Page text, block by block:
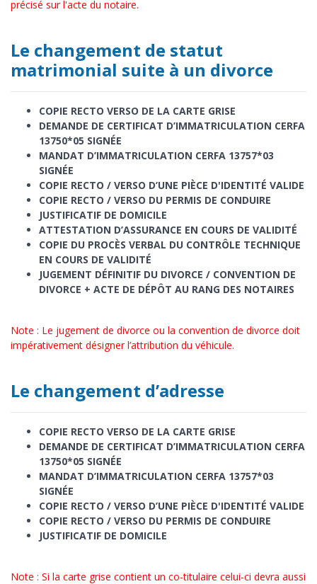
précisé sur l'acte du notaire.
Le changement de statut
matrimonial suite à un divorce
COPIE RECTO VERSO DE LA CARTE GRISE
DEMANDE DE CERTIFICAT D’IMMATRICULATION CERFA
13750*05 SIGNÉE
MANDAT D’IMMATRICULATION CERFA 13757*03
SIGNÉE
COPIE RECTO / VERSO D’UNE PIÈCE D'IDENTITÉ VALIDE
COPIE RECTO / VERSO DU PERMIS DE CONDUIRE
JUSTIFICATIF DE DOMICILE
ATTESTATION D’ASSURANCE EN COURS DE VALIDITÉ
COPIE DU PROCÈS VERBAL DU CONTRÔLE TECHNIQUE
EN COURS DE VALIDITÉ
JUGEMENT DÉFINITIF DU DIVORCE / CONVENTION DE
DIVORCE + ACTE DE DÉPÔT AU RANG DES NOTAIRES
Note : Le jugement de divorce ou la convention de divorce doit
impérativement désigner l’attribution du véhicule.
Le changement d’adresse
COPIE RECTO VERSO DE LA CARTE GRISE
DEMANDE DE CERTIFICAT D’IMMATRICULATION CERFA
13750*05 SIGNÉE
MANDAT D’IMMATRICULATION CERFA 13757*03
SIGNÉE
COPIE RECTO / VERSO D’UNE PIÈCE D'IDENTITÉ VALIDE
COPIE RECTO / VERSO DU PERMIS DE CONDUIRE
JUSTIFICATIF DE DOMICILE
Note : Si la carte grise contient un co-titulaire celui-ci devra aussi